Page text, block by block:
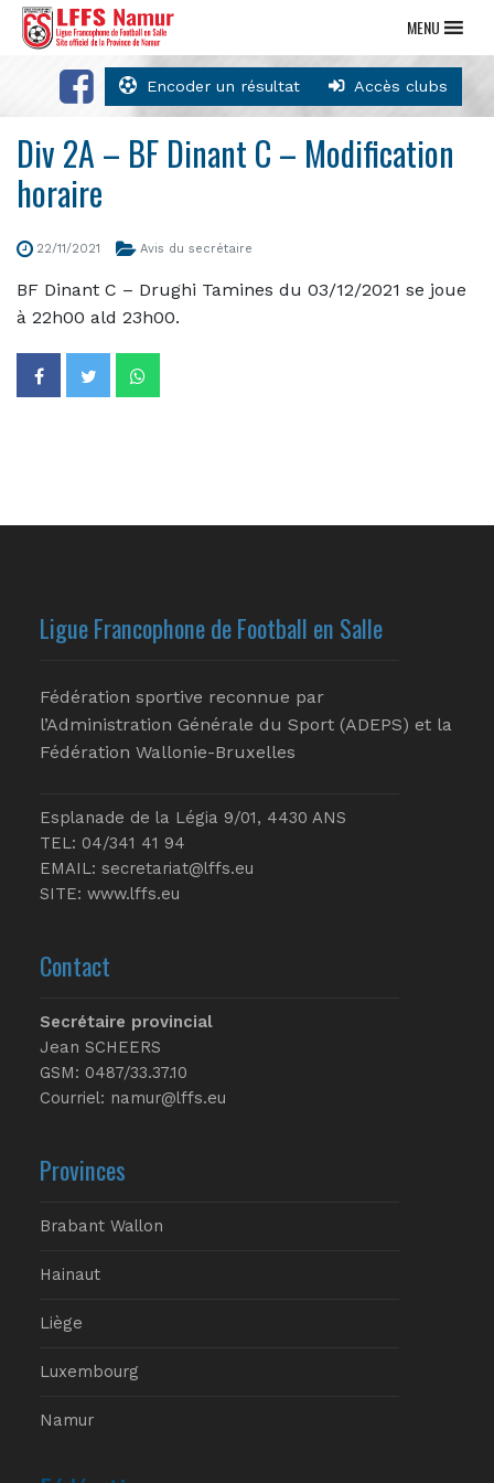
Encoder un résultat Accès clubs
MENU
Div 2A – BF Dinant C – Modification
horaire
22/11/2021 Avis du secrétaire
BF Dinant C – Drughi Tamines du 03/12/2021 se joue
à 22h00 ald 23h00.
Ligue Francophone de Football en Salle
Fédération sportive reconnue par
l’Administration Générale du Sport (ADEPS) et la
Fédération Wallonie-Bruxelles
Esplanade de la Légia 9/01, 4430 ANS
TEL: 04/341 41 94
EMAIL: secretariat@lffs.eu
SITE: www.lffs.eu
Contact
Secrétaire provincial
Jean SCHEERS
GSM: 0487/33.37.10
Courriel: namur@lffs.eu
Provinces
Brabant Wallon
Hainaut
Liège
Luxembourg
Namur